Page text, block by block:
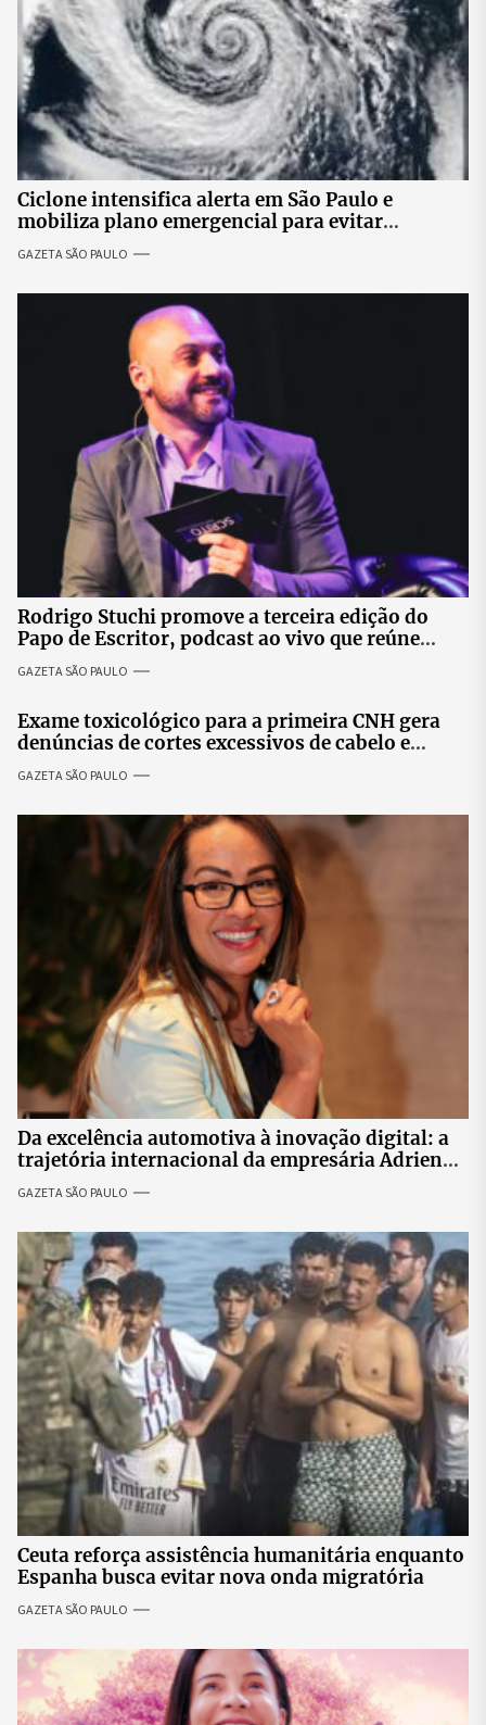
Ciclone intensifica alerta em São Paulo e
mobiliza plano emergencial para evitar
impactos no fornecimento de energia
GAZETA SÃO PAULO
Rodrigo Stuchi promove a terceira edição do
Papo de Escritor, podcast ao vivo que reúne
especialistas para discutir saúde mental e
prosperidade.
GAZETA SÃO PAULO
Exame toxicológico para a primeira CNH gera
denúncias de cortes excessivos de cabelo e
revolta entre candidatas
GAZETA SÃO PAULO
Da excelência automotiva à inovação digital: a
trajetória internacional da empresária Adriene
GAZETA SÃO PAULO
Ceuta reforça assistência humanitária enquanto
Espanha busca evitar nova onda migratória
GAZETA SÃO PAULO